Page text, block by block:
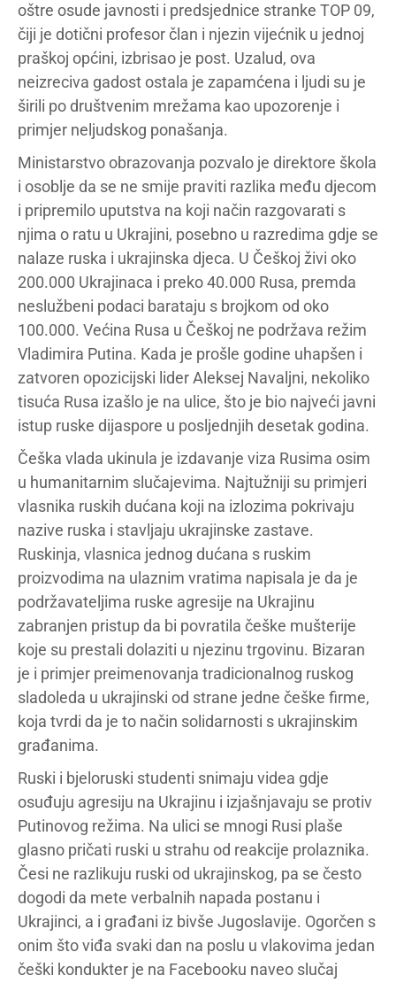
oštre osude javnosti i predsjednice stranke TOP 09,
čiji je dotični profesor član i njezin vijećnik u jednoj
praškoj općini, izbrisao je post. Uzalud, ova
neizreciva gadost ostala je zapamćena i ljudi su je
širili po društvenim mrežama kao upozorenje i
primjer neljudskog ponašanja.
Ministarstvo obrazovanja pozvalo je direktore škola
i osoblje da se ne smije praviti razlika među djecom
i pripremilo uputstva na koji način razgovarati s
njima o ratu u Ukrajini, posebno u razredima gdje se
nalaze ruska i ukrajinska djeca. U Češkoj živi oko
200.000 Ukrajinaca i preko 40.000 Rusa, premda
neslužbeni podaci barataju s brojkom od oko
100.000. Većina Rusa u Češkoj ne podržava režim
Vladimira Putina. Kada je prošle godine uhapšen i
zatvoren opozicijski lider Aleksej Navaljni, nekoliko
tisuća Rusa izašlo je na ulice, što je bio najveći javni
istup ruske dijaspore u posljednjih desetak godina.
Češka vlada ukinula je izdavanje viza Rusima osim
u humanitarnim slučajevima. Najtužniji su primjeri
vlasnika ruskih dućana koji na izlozima pokrivaju
nazive ruska i stavljaju ukrajinske zastave.
Ruskinja, vlasnica jednog dućana s ruskim
proizvodima na ulaznim vratima napisala je da je
podržavateljima ruske agresije na Ukrajinu
zabranjen pristup da bi povratila češke mušterije
koje su prestali dolaziti u njezinu trgovinu. Bizaran
je i primjer preimenovanja tradicionalnog ruskog
sladoleda u ukrajinski od strane jedne češke firme,
koja tvrdi da je to način solidarnosti s ukrajinskim
građanima.
Ruski i bjeloruski studenti snimaju videa gdje
osuđuju agresiju na Ukrajinu i izjašnjavaju se protiv
Putinovog režima. Na ulici se mnogi Rusi plaše
glasno pričati ruski u strahu od reakcije prolaznika.
Česi ne razlikuju ruski od ukrajinskog, pa se često
dogodi da mete verbalnih napada postanu i
Ukrajinci, a i građani iz bivše Jugoslavije. Ogorčen s
onim što viđa svaki dan na poslu u vlakovima jedan
češki kondukter je na Facebooku naveo slučaj